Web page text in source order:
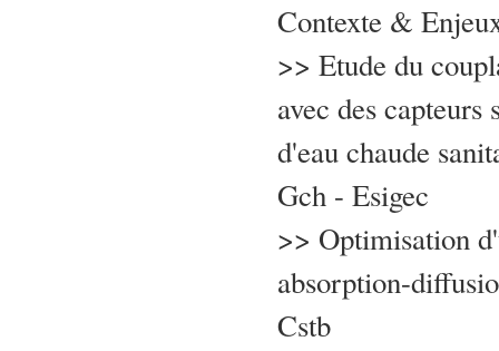
Contexte &
>> Etude du
avec des
d'eau chaude
Gch - Esigec
>> Optimisation
absorption-
Cstb